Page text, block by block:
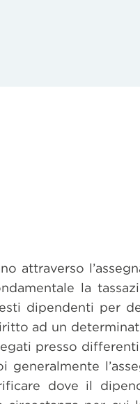
attraverso
la
dipendenti per
ad un
presso
dove il